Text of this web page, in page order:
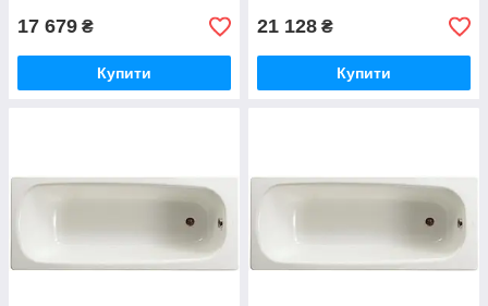
17 679 ₴
Купити
21 128 ₴
Купити